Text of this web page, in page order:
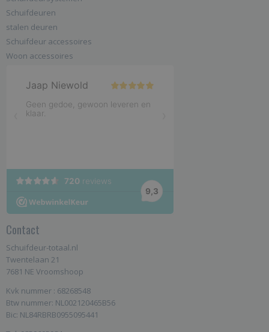
Schuifdeuren
stalen deuren
Schuifdeur accessoires
Woon accessoires
Contact
Schuifdeur-totaal.nl
Twentelaan 21
7681 NE Vroomshoop
Kvk nummer : 68268548
Btw nummer: NL002120465B56
Bic: NL84RBRB0955095441